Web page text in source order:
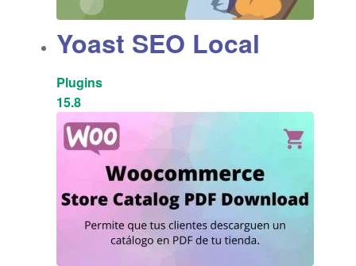
Yoast SEO Local
Plugins
15.8